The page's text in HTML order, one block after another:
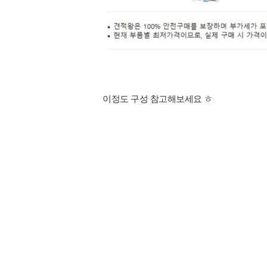
이정도 구성 참고해보세요 ㅎ